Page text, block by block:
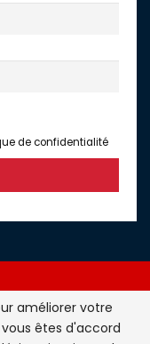
de confidentialité
de la France et du
améliorer votre
êtes d'accord